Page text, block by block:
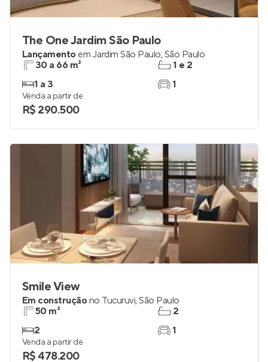
The One Jardim São Paulo
Lançamento em Jardim São Paulo,São Paulo
30 a 66 m²
1 a 3
1 e 2
1
Venda a partir de
R$ 290.500
Smile View
Em construçãono Tucuruvi,São Paulo
50 m²
2
2
1
Venda a partir de
R$ 478.200